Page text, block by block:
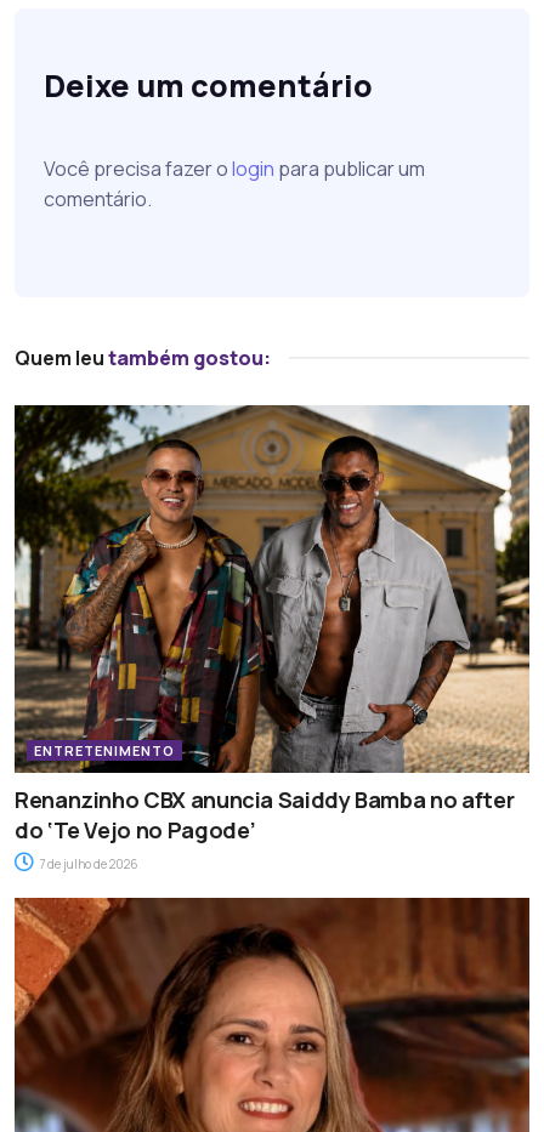
Deixe um comentário
Você precisa fazer ologin para publicar um
comentário.
Quem leutambém gostou:
ENTRETENIMENTO
Renanzinho CBX anuncia Saiddy Bamba no after
do ‘Te Vejo no Pagode’
7 de julho de 2026